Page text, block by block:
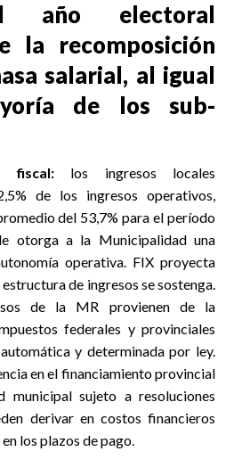
año electoral
la recomposición
salarial, al igual
de los sub-
fiscal: los ingresos locales
de los ingresos operativos,
del 53,7% para el período
otorga a la Municipalidad una
operativa. FIX proyecta
de ingresos se sostenga.
de la MR provienen de la
federales y provinciales
y determinada por ley.
en el financiamiento provincial
municipal sujeto a resoluciones
derivar en costos financieros
los plazos de pago.